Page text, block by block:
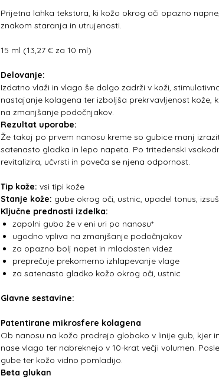
Prijetna lahka tekstura, ki kožo okrog oči opazno
znakom staranja in utrujenosti.
15 ml (13,27 € za 10 ml)
Delovanje:
Izdatno vlaži in vlago še dolgo zadrži v koži,
nastajanje kolagena ter izboljša prekrvavljenost kože,
na zmanjšanje podočnjakov.
Rezultat uporabe:
Že takoj po prvem nanosu kreme so gubice manj
satenasto gladka in lepo napeta. Po tritedenski
revitalizira, učvrsti in poveča se njena odpornost.
Tip kože: vsi tipi kože
Stanje kože: gube okrog oči, ustnic, upadel tonus,
Ključne prednosti izdelka:
zapolni gubo že v eni uri po nanosu*
ugodno vpliva na zmanjšanje podočnjakov
za opazno bolj napet in mladosten videz
preprečuje prekomerno izhlapevanje vlage
za satenasto gladko kožo okrog oči, ustnic
Glavne sestavine:
Patentirane mikrosfere kolagena
Ob nanosu na kožo prodrejo globoko v linije gub, kjer
nase vlago ter nabreknejo v 10-krat večji volumen.
gube ter kožo vidno pomladijo.
Beta glukan